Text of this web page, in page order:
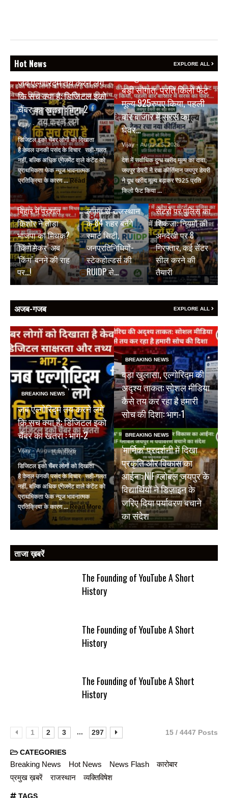
Hot News EXPLORE ALL
BREAKING NEWS
जब एल्गोरिद्म तय करने लगे
कि सच क्या है: डिजिटल इको
चैंबर का खतरा : भाग-2
Vijay - August 6, 2026
डिजिटल इको चैंबर लोगों को दिखाता
है केवल उनकी पसंद के विचार सही-गलत
नहीं, बल्कि अधिक एंगेजमेंट वाले कंटेंट को
प्राथमिकता फेक न्यूज भावनात्मक
प्रतिक्रिया के कारण ... Read More
बड़ी सौगात, प्रति किलो फैट
मूल्य 925रुपए किया, पहली
बार बाजार में सरस का
घेवर…
Vijay - August 5, 2026
देश में सर्वाधिक दुग्ध खरीद मूल्य का दावा,
जयपुर डेयरी ने रचा कीर्तिमान जयपुर डेयरी
ने दूध खरीद मूल्य बढ़ाकर ₹925 प्रति
किलो फैट किया ... Read More
BREAKING NEWS
बिहार में प्रशांत
किशोर ने तोड़ा
भाजपा का मिथक?
‘किंग मेकर’ अब
‘किंग’ बनने की राह
पर…!
BREAKING NEWS
₹9500 करोड़ की
लागत से राजस्थान
के 84 शहर बनेंगे
स्मार्ट सिटी,
जनप्रतिनिधियों-
स्टेकहोल्डर्स की
RUIDP से…
BREAKING NEWS
जयपुर में अवैध स्पा
सेंटरों पर पुलिस का
शिकंजा: नियमों की
अनदेखी पर 8
गिरफ्तार, कई सेंटर
सील करने की
तैयारी
अजब-गजब EXPLORE ALL
BREAKING NEWS
जब एल्गोरिद्म तय करने लगे
कि सच क्या है: डिजिटल इको
चैंबर का खतरा : भाग-2
Vijay - August 6, 2026
डिजिटल इको चैंबर लोगों को दिखाता
है केवल उनकी पसंद के विचार सही-गलत
नहीं, बल्कि अधिक एंगेजमेंट वाले कंटेंट को
प्राथमिकता फेक न्यूज भावनात्मक
प्रतिक्रिया के कारण ... Read More
BREAKING NEWS
बड़ा खुलासा, एल्गोरिद्म की
अदृश्य ताकत: सोशल मीडिया
कैसे तय कर रहा है हमारी
सोच की दिशा: भाग-1
BREAKING NEWS
‘मार्मिक’ प्रदर्शनी में दिखा
प्रकृति और विकास का
आईना: NIF ग्लोबल जयपुर के
विद्यार्थियों ने डिज़ाइन के
जरिए दिया पर्यावरण बचाने
का संदेश
ताजा ख़बरें
The Founding of YouTube A Short
History
The Founding of YouTube A Short
History
The Founding of YouTube A Short
History
1 2 3 ... 297 15 / 4447 Posts
CATEGORIES
Breaking News Hot News News Flash
कारोबार
प्रमुख ख़बरें
राजस्थान व्यक्तिविषेश
TAGS